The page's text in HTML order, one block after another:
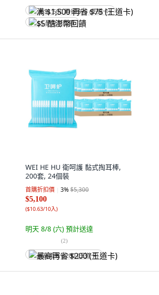
满 $1,500 再省 $75 (王道卡)
$5 酷澎幣回饋
WEI HE HU 衛呵護 黏式掏耳棒,
200套, 24個裝
首購折扣價 3%$5,300
$5,100
($10.63/10入)
明天 8/8 (六) 預計送達
(2)
最高再省 $200 (王道卡)